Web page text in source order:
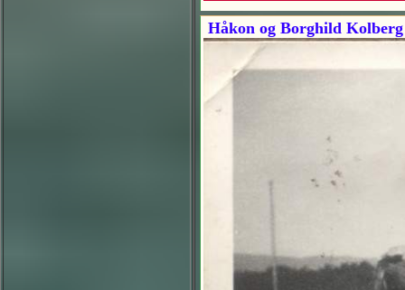
Håkon og Borghild Kolberg